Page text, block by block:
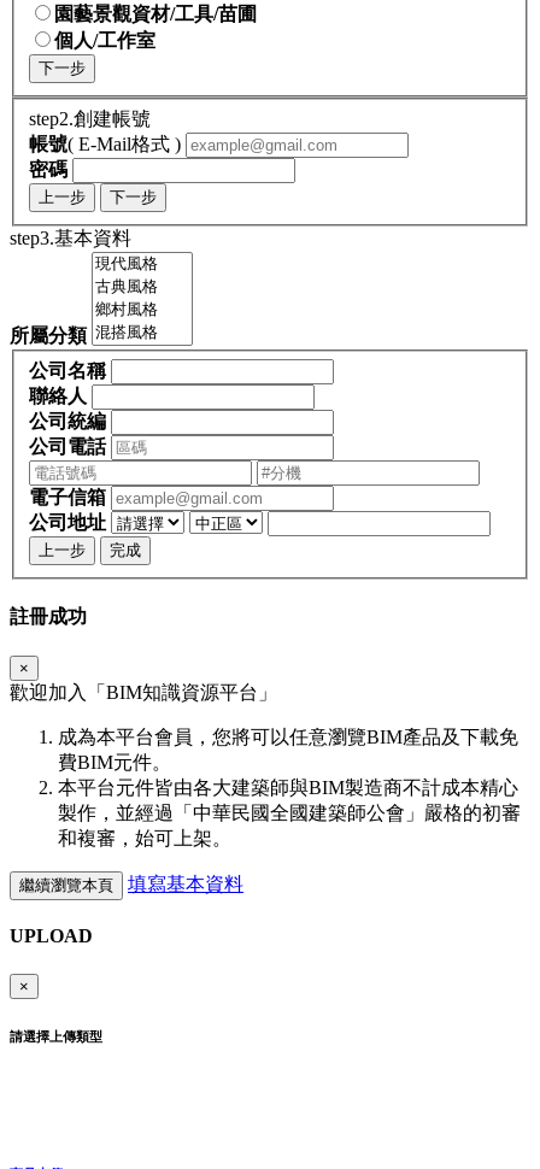
園藝景觀資材/工具/苗圃
個人/工作室
下一步
step2.創建帳號
帳號( E-Mail格式 )
密碼
上一步 下一步
step3.基本資料
所屬分類
公司名稱
聯絡人
公司統編
公司電話
電子信箱
公司地址
上一步 完成
註冊成功
×
歡迎加入「 BIM知識資源平台」
成為本平台會員，您將可以任意瀏覽BIM產品及下載免
費BIM元件。
本平台元件皆由各大建築師與BIM製造商不計成本精心
製作，並經過「中華民國全國建築師公會」嚴格的初審
和複審，始可上架。
繼續瀏覽本頁 填寫基本資料
UPLOAD
×
請選擇上傳類型